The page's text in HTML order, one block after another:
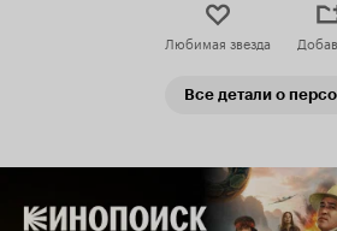
Любимая звезда
Все детали о